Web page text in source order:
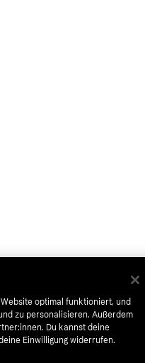
optimal funktioniert, und
zu personalisieren. Außerdem
Du kannst deine
Einwilligung widerrufen.